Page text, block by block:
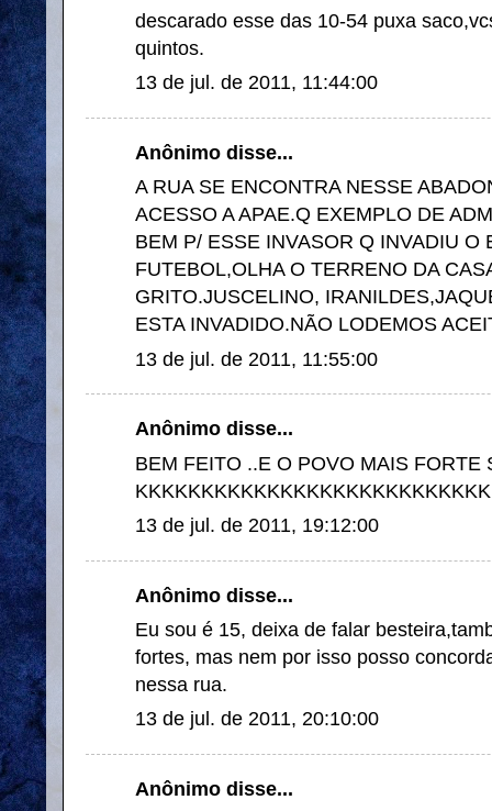
descarado esse das 10-54 puxa
quintos.
13 de jul. de 2011, 11:44:00
Anônimo disse...
A RUA SE ENCONTRA NESSE
ACESSO A APAE.Q EXEMPLO DE
BEM P/ ESSE INVASOR Q INVADIU O
FUTEBOL,OLHA O TERRENO DA
GRITO.JUSCELINO,
ESTA INVADIDO.NÃO LODEMOS
13 de jul. de 2011, 11:55:00
Anônimo disse...
BEM FEITO ..E O POVO MAIS FORTE
13 de jul. de 2011, 19:12:00
Anônimo disse...
Eu sou é 15, deixa de falar
fortes, mas nem por isso posso
nessa rua.
13 de jul. de 2011, 20:10:00
Anônimo disse...